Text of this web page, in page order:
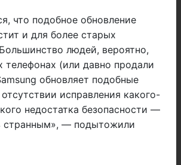
что подобное обновление
и для более старых
людей, вероятно,
телефонах (или давно продали
обновляет подобные
исправления какого-
недостатка безопасности —
странным», — подытожили